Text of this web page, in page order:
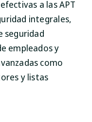
a las APT
integrales,
seguridad
empleados y
como
y listas